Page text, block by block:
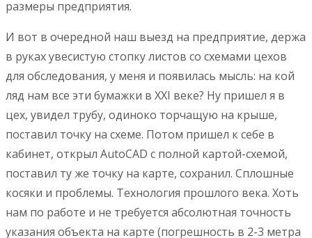
размеры предприятия.
И вот в очередной наш выезд на предприятие, держа
в руках увесистую стопку листов со схемами цехов
для обследования, у меня и появилась мысль: на кой
ляд нам все эти бумажки в XXI веке? Ну пришел я в
цех, увидел трубу, одиноко торчащую на крыше,
поставил точку на схеме. Потом пришел к себе в
кабинет, открыл AutoCAD с полной картой-схемой,
поставил ту же точку на карте, сохранил. Сплошные
косяки и проблемы. Технология прошлого века. Хоть
нам по работе и не требуется абсолютная точность
указания объекта на карте (погрешность в 2-3 метра